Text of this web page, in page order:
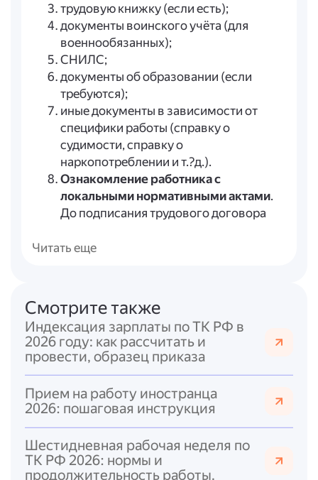
трудовую книжку (если есть);
документы воинского учёта (для
военнообязанных);
СНИЛС;
документы об образовании (если
требуются);
иные документы в зависимости от
специфики работы (справку о
судимости, справку о
наркопотреблении и т.?д.).
Ознакомление работника с
локальными нормативными актами.
До подписания трудового договора
работника под роспись:
связанными с трудовой
деятельностью;
коллективным договором (если есть).
Прохождение медосмотра
младше 18 лет) требуется
предварительный медосмотр.
Договор:
составляется в письменной форме;
Читать еще
Смотрите также
Индексация зарплаты по ТК РФ в
2026 году: как рассчитать и
провести, образец приказа
Прием на работу иностранца
2026: пошаговая инструкция
Шестидневная рабочая неделя по
ТК РФ 2026: нормы и
продолжительность работы.